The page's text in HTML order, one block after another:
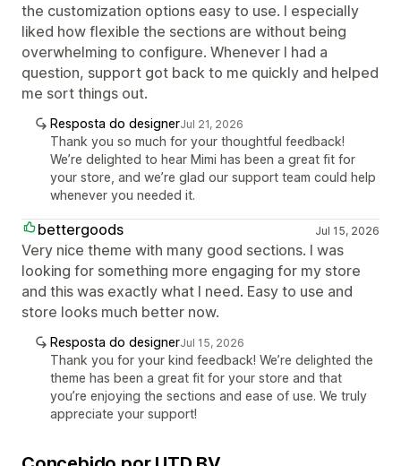
the customization options easy to use. I especially
liked how flexible the sections are without being
overwhelming to configure. Whenever I had a
question, support got back to me quickly and helped
me sort things out.
Resposta do designerJul 21, 2026
Thank you so much for your thoughtful feedback!
We’re delighted to hear Mimi has been a great fit for
your store, and we’re glad our support team could help
whenever you needed it.
bettergoods Jul 15, 2026
Very nice theme with many good sections. I was
looking for something more engaging for my store
and this was exactly what I need. Easy to use and
store looks much better now.
Resposta do designerJul 15, 2026
Thank you for your kind feedback! We’re delighted the
theme has been a great fit for your store and that
you’re enjoying the sections and ease of use. We truly
appreciate your support!